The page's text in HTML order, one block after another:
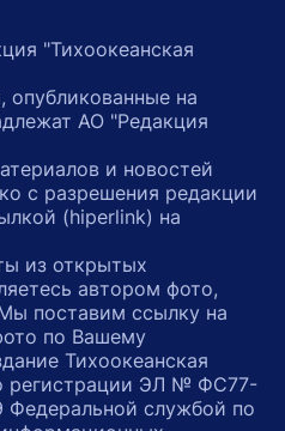
"Тихоокеанская
опубликованные на
АО "Редакция
и новостей
с разрешения редакции
(hiperlink) на
из открытых
автором фото,
поставим ссылку на
по Вашему
Тихоокеанская
регистрации ЭЛ № ФС77-
Федеральной службой по